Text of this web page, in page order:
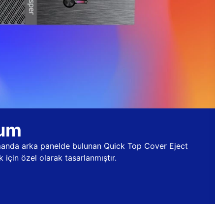
arka panelde bulunan Quick Top Cover Eject
için özel olarak tasarlanmıştır.